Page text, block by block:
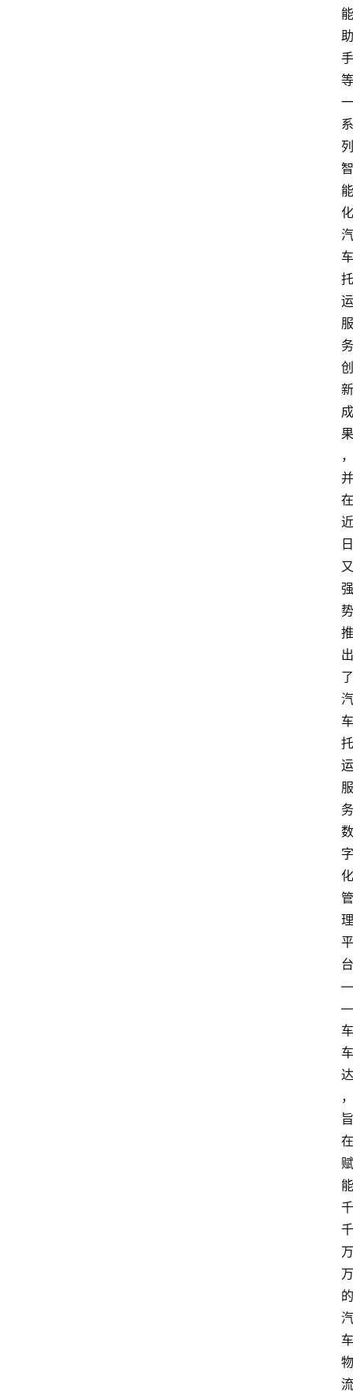
能
助
手
等
一
系
列
智
能
化
汽
车
托
运
服
务
创
新
成
果
，
并
在
近
日
又
强
势
推
出
了
汽
车
托
运
服
务
数
字
化
管
理
平
台
—
—
车
车
达
，
旨
在
赋
能
千
千
万
万
的
汽
车
物
流